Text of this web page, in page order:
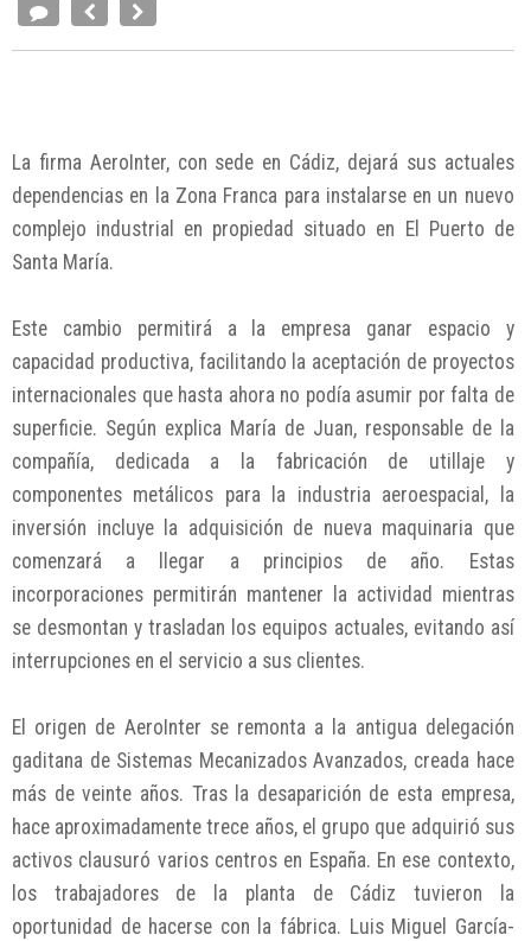
La firma AeroInter, con sede en Cádiz, dejará sus actuales
dependencias en la Zona Franca para instalarse en un nuevo
complejo industrial en propiedad situado en El Puerto de
Santa María.
Este cambio permitirá a la empresa ganar espacio y
capacidad productiva, facilitando la aceptación de proyectos
internacionales que hasta ahora no podía asumir por falta de
superficie. Según explica María de Juan, responsable de la
compañía, dedicada a la fabricación de utillaje y
componentes metálicos para la industria aeroespacial, la
inversión incluye la adquisición de nueva maquinaria que
comenzará a llegar a principios de año. Estas
incorporaciones permitirán mantener la actividad mientras
se desmontan y trasladan los equipos actuales, evitando así
interrupciones en el servicio a sus clientes.
El origen de AeroInter se remonta a la antigua delegación
gaditana de Sistemas Mecanizados Avanzados, creada hace
más de veinte años. Tras la desaparición de esta empresa,
hace aproximadamente trece años, el grupo que adquirió sus
activos clausuró varios centros en España. En ese contexto,
los trabajadores de la planta de Cádiz tuvieron la
oportunidad de hacerse con la fábrica. Luis Miguel García-